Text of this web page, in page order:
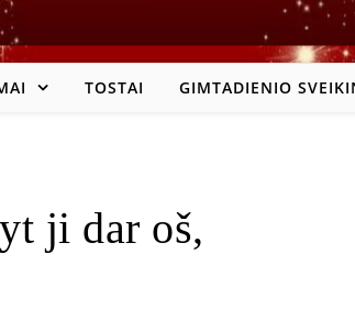
TOSTAI GIMTADIENIO
ji dar oš,